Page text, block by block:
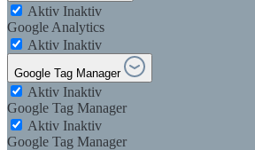
Aktiv Inaktiv
Google Analytics
Aktiv Inaktiv
Google Tag Manager
Aktiv Inaktiv
Google Tag Manager
Aktiv Inaktiv
Google Tag Manager